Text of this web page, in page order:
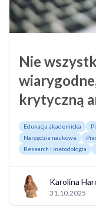
Nie
krytyczną
Edukacja akademicka
Narzędzia naukowe
Research i metodologia
Karolina
31.10.2025